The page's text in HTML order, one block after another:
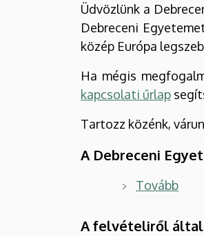
Üdvözlünk a
Debreceni
közép Európa
Ha mégis
kapcsolati űrlap
Tartozz közénk,
A Debreceni
Tovább
A felvételiről